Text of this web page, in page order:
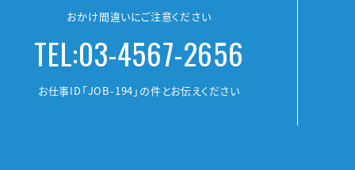
おかけ間違いにご注意ください
TEL:03-4567-2656
お仕事ID「JOB-194」の件とお伝えください